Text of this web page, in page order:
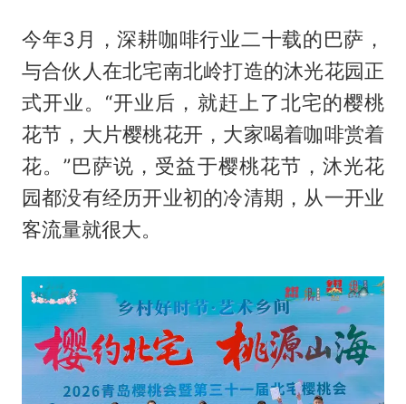
今年3月，深耕咖啡行业二十载的巴萨，
与合伙人在北宅南北岭打造的沐光花园正
式开业。“开业后，就赶上了北宅的樱桃
花节，大片樱桃花开，大家喝着咖啡赏着
花。”巴萨说，受益于樱桃花节，沐光花
园都没有经历开业初的冷清期，从一开业
客流量就很大。